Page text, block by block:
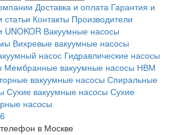
Доставка и оплата Гарантия и
статьи Контакты Производители
UNOKOR Вакуумные насосы
Вихревые вакуумные насосы
насос Гидравлические насосы
Мембранные вакуумные насосы НВМ
вакуумные насосы Спиральные
Сухие вакуумные насосы Сухие
насосы
в Москве